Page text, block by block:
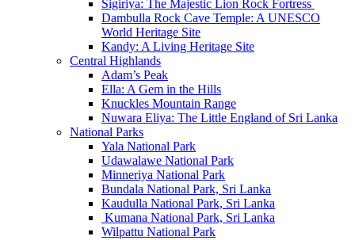
Sigiriya: The Majestic Lion Rock Fortress
Dambulla Rock Cave Temple: A UNESCO
World Heritage Site
Kandy: A Living Heritage Site
Central Highlands
Adam’s Peak
Ella: A Gem in the Hills
Knuckles Mountain Range
Nuwara Eliya: The Little England of Sri Lanka
National Parks
Yala National Park
Udawalawe National Park
Minneriya National Park
Bundala National Park, Sri Lanka
Kaudulla National Park, Sri Lanka
Kumana National Park, Sri Lanka
Wilpattu National Park